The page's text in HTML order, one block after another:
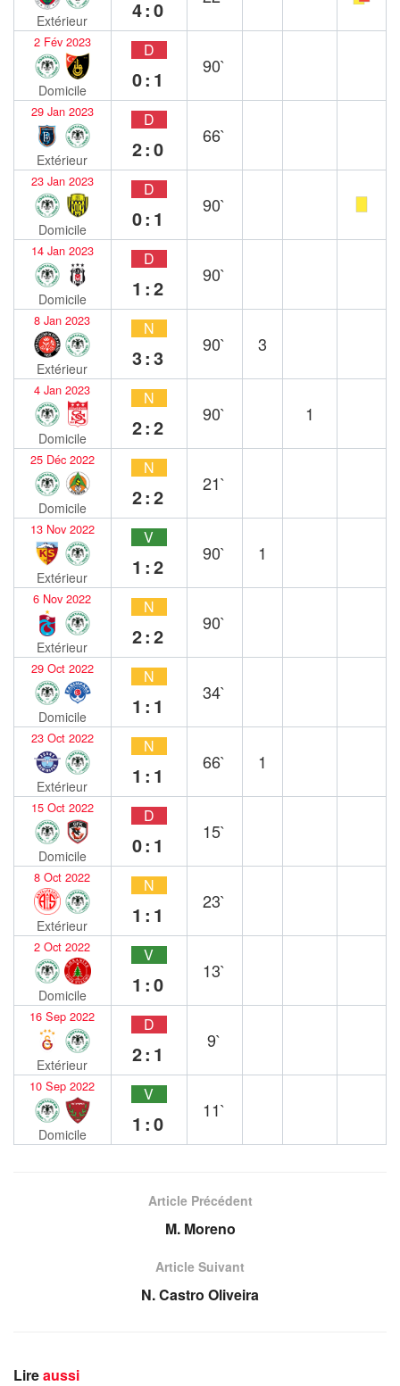
Extérieur 4:0
2 Fév 2023
Domicile
D
0:1
90`
29 Jan 2023
Extérieur
D
2:0
66`
23 Jan 2023
Domicile
D
0:1
90`
14 Jan 2023
Domicile
D
1:2
90`
8 Jan 2023
Extérieur
N
3:3
90` 3
4 Jan 2023
Domicile
N
2:2
90` 1
25 Déc 2022
Domicile
N
2:2
21`
13 Nov 2022
Extérieur
V
1:2
90` 1
6 Nov 2022
Extérieur
N
2:2
90`
29 Oct 2022
Domicile
N
1:1
34`
23 Oct 2022
Extérieur
N
1:1
66` 1
15 Oct 2022
Domicile
D
0:1
15`
8 Oct 2022
Extérieur
N
1:1
23`
2 Oct 2022
Domicile
V
1:0
13`
16 Sep 2022
Extérieur
D
2:1
9`
10 Sep 2022
Domicile
V
1:0
11`
Article Précédent
M. Moreno
Article Suivant
N. Castro Oliveira
Lireaussi